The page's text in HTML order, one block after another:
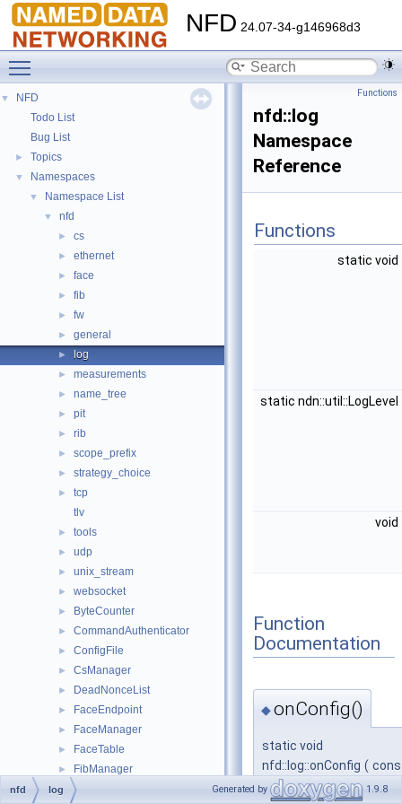
NFD 24.07-34-g146968d3
▼
NFD
Todo List
Bug List
► Topics
▼ Namespaces
▼ Namespace List
▼ nfd
► cs
► ethernet
► face
► fib
► fw
► general
► log
► measurements
► name_tree
► pit
► rib
► scope_prefix
► strategy_choice
►
tcp
tlv
► tools
► udp
► unix_stream
► websocket
► ByteCounter
► CommandAuthenticator
► ConfigFile
► CsManager
► DeadNonceList
► FaceEndpoint
► FaceManager
► FaceTable
► FibManager
► Forwarder
Functions
nfd::log
Namespace
Reference
Functions
static void
static ndn::util::LogLevel
void
Function
Documentation
◆onConfig()
static void
nfd::log::onConfig (
bool
nfd log Generated by 1.9.8